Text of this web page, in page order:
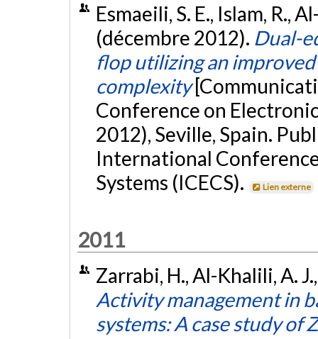
Esmaeili, S. E., Islam, R.,
(décembre 2012). Dual-
flop utilizing an
complexity
Conference on
2012), Seville, Spain.
International
Systems (ICECS).
Lien externe
2011
Zarrabi, H., Al-Khalili, A.
Activity management in
systems: A case study of